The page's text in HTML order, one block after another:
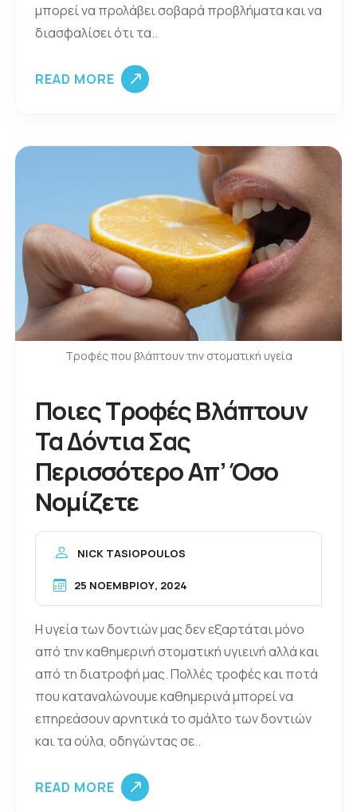
μπορεί να προλάβει σοβαρά προβλήματα και να
διασφαλίσει ότι τα..
READ MORE
Τροφές που βλάπτουν την στοματική υγεία
Ποιες Τροφές Βλάπτουν
Τα Δόντια Σας
Περισσότερο Απ’ Όσο
Νομίζετε
NICK TASIOPOULOS
25 ΝΟΕΜΒΡΊΟΥ, 2024
Η υγεία των δοντιών μας δεν εξαρτάται μόνο
από την καθημερινή στοματική υγιεινή αλλά και
από τη διατροφή μας. Πολλές τροφές και ποτά
που καταναλώνουμε καθημερινά μπορεί να
επηρεάσουν αρνητικά το σμάλτο των δοντιών
και τα ούλα, οδηγώντας σε..
READ MORE